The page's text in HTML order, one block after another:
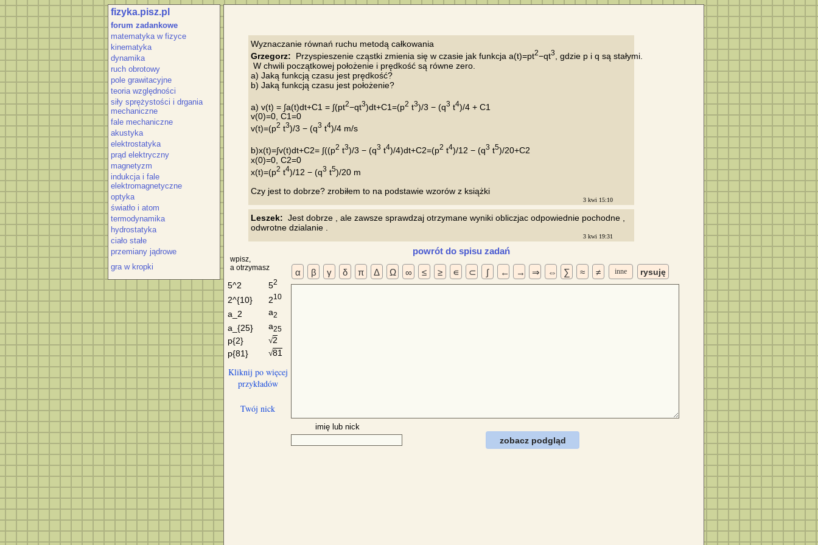
fizyka.pisz.pl
forum zadankowe
matematyka w fizyce
kinematyka
dynamika
ruch obrotowy
pole grawitacyjne
teoria względności
siły sprężystości i drgania
mechaniczne
fale mechaniczne
akustyka
elektrostatyka
prąd elektryczny
magnetyzm
indukcja i fale
elektromagnetyczne
optyka
światło i atom
termodynamika
hydrostatyka
ciało stałe
przemiany jądrowe
gra w kropki
Grzegorz:
  Przyspieszenie cząstki zmienia się w czasie jak funkcja a(t)=pt
2−qt3
, gdzie p i q są stałymi.
W chwili początkowej położenie i prędkość są równe zero.
a) Jaką funkcją czasu jest prędkość?
b) Jaką funkcją czasu jest położenie?
a) v(t) = ∫a(t)dt+C1 = ∫(pt2−qt3)dt+C1=(p2 t3)/3 − (q3 t4)/4 + C1
v(0)=0, C1=0
v(t)=(p2 t3)/3 − (q3 t4)/4 m/s
b)x(t)=∫v(t)dt+C2= ∫((p2 t3)/3 − (q3 t4)/4)dt+C2=(p2 t4)/12 − (q3 t5)/20+C2
x(0)=0, C2=0
x(t)=(p2 t4)/12 − (q3 t5)/20 m
3 kwi 15:10
Leszek:
  Jest dobrze , ale zawsze sprawdzaj otrzymane wyniki obliczjac odpowiednie pochodne ,
3 kwi 19:31
powrót do spisu zadań
α β γ δ π Δ Ω ∞ ≤ ≥ ∊ ⊂ ∫ ← → ⇒ ⇔ ∑ ≈ ≠ inne rysuję
imię lub nick
zobacz podgląd
wpisz,
a otrzymasz
5^2 52
2^{10} 210
a_2 a2
a_{25} a25
p{2} √2
p{81}
√81
Kliknij po więcej
przykładów
Twój nick